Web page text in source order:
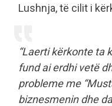
Lushnja, të cilit i
“Laerti kërkonte ta
fund ai erdhi vetë
probleme me
biznesmenin dhe